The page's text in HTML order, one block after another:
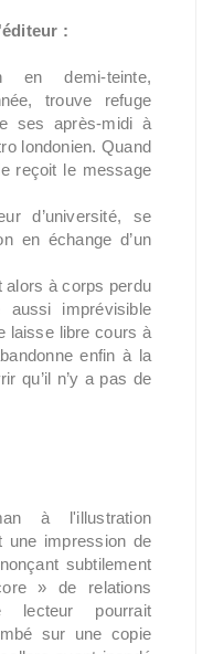
:
en demi-teinte,
trouve refuge
ses après-midi à
londonien. Quand
reçoit le message
d’université, se
en échange d’un
alors à corps perdu
aussi imprévisible
laisse libre cours à
enfin à la
qu’il n’y a pas de
à l'illustration
une impression de
subtilement
» de relations
lecteur pourrait
sur une copie